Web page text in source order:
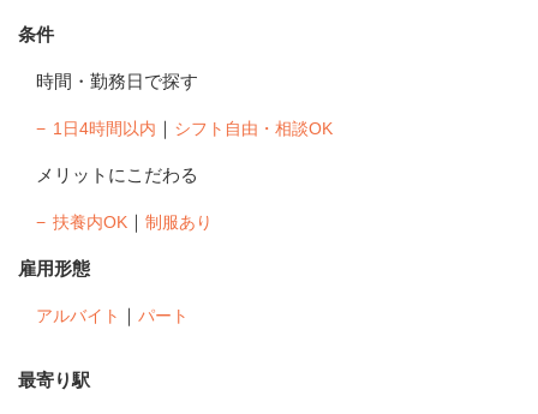
条件
時間・勤務日で探す
1日4時間以内 ｜ シフト自由・相談OK
メリットにこだわる
扶養内OK ｜ 制服あり
雇用形態
アルバイト ｜ パート
最寄り駅